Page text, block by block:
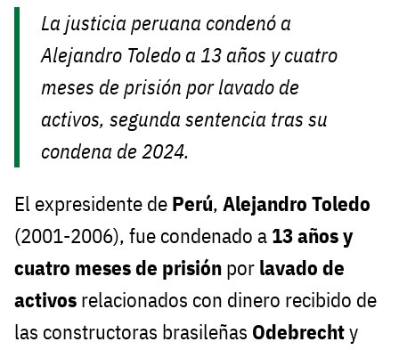
La justicia peruana condenó a
Alejandro Toledo a 13 años y cuatro
meses de prisión por lavado de
activos, segunda sentencia tras su
condena de 2024.
El expresidente de Perú, Alejandro Toledo
(2001-2006), fue condenado a 13 años y
cuatro meses de prisión por lavado de
activos relacionados con dinero recibido de
las constructoras brasileñas Odebrechty